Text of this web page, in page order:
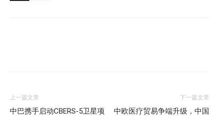
上一篇文章
中巴携手启动CBERS-5卫星项
下一篇文章
中欧医疗贸易争端升级，中国